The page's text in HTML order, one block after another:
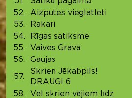
52. Aizputes vieglatlēti
53. Rakari
54. Rīgas satiksme
55. Vaives Grava
56. Gaujas
57.
Skrien Jēkabpils!
DRAUGI 6
58. Vēl skrien vējiem līdz